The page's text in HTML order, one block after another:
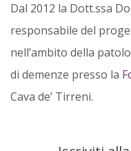
Dal 2012 la Dott.ssa
responsabile del
nell’ambito della
di demenze presso la
Cava de’ Tirreni.